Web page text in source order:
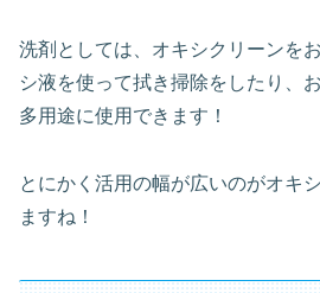
洗剤としては、オキシクリーンを
シ液を使って拭き掃除をしたり、
多用途に使用できます！
とにかく活用の幅が広いのがオキ
ますね！